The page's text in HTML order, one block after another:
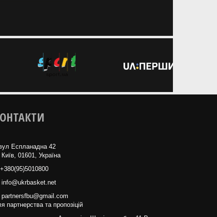
Еспланадна 42
01601, Україна
+380(95)5010800
info@ukrbasket.net
partnersfbu@gmail.com
партнерства та пропозіцій